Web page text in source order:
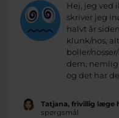
Hej, jeg ved
skriver jeg
halvt år
klunk/nos,
boller/
dem,
og det har
Tatjana, frivillig læge
spørgsmål